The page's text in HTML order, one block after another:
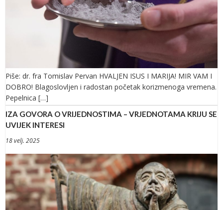
Piše: dr. fra Tomislav Pervan HVALJEN ISUS I MARIJA! MIR VAM I
DOBRO! Blagoslovljen i radostan početak korizmenoga vremena.
Pepelnica […]
IZA GOVORA O VRIJEDNOSTIMA – VRJEDNOTAMA KRIJU SE
UVIJEK INTERESI
18 velj. 2025